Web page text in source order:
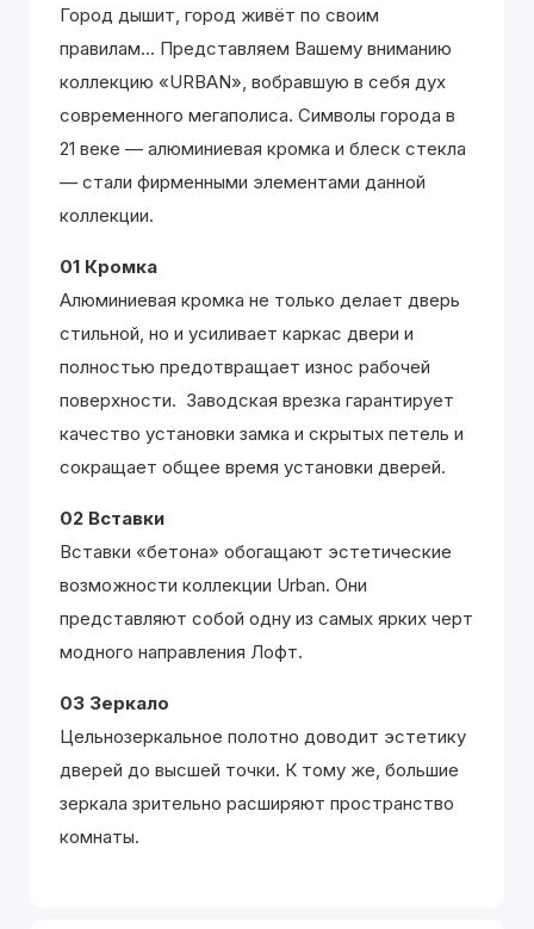
Город дышит, город живёт по своим
правилам... Представляем Вашему вниманию
коллекцию «URBAN», вобравшую в себя дух
современного мегаполиса. Символы города в
21 веке — алюминиевая кромка и блеск стекла
— стали фирменными элементами данной
коллекции.
01 Кромка
Алюминиевая кромка не только делает дверь
стильной, но и усиливает каркас двери и
полностью предотвращает износ рабочей
поверхности. Заводская врезка гарантирует
качество установки замка и скрытых петель и
сокращает общее время установки дверей.
02 Вставки
Вставки «бетона» обогащают эстетические
возможности коллекции Urban. Они
представляют собой одну из самых ярких черт
модного направления Лофт.
03 Зеркало
Цельнозеркальное полотно доводит эстетику
дверей до высшей точки. К тому же, большие
зеркала зрительно расширяют пространство
комнаты.